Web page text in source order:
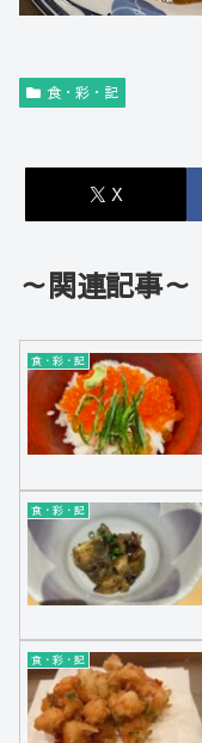
食・彩・記
X
～関連記事～
食・彩・記
食・彩・記
食・彩・記